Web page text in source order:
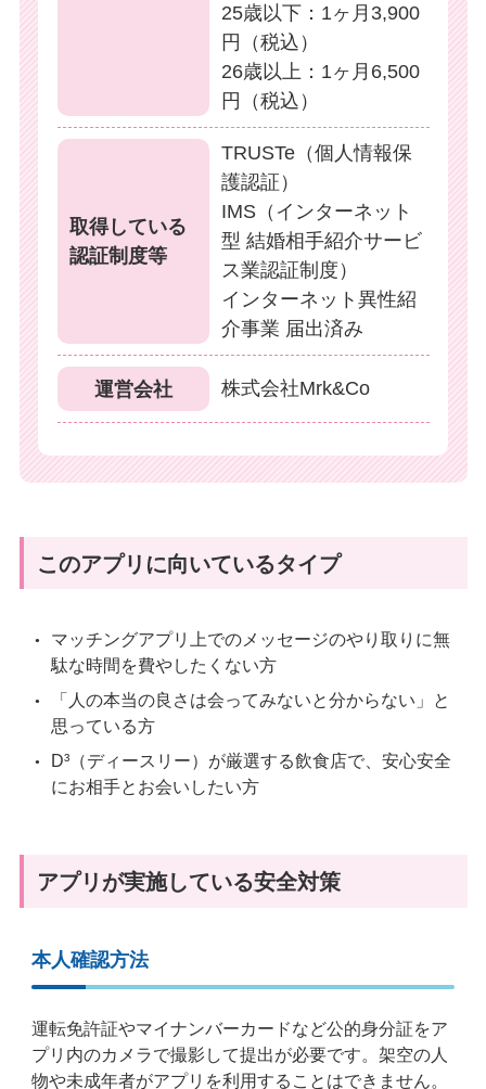
25歳以下：1ヶ月3,900
円（税込）
26歳以上：1ヶ月6,500
円（税込）
取得している
認証制度等
TRUSTe（個人情報保
護認証）
IMS（インターネット
型 結婚相手紹介サービ
ス業認証制度）
インターネット異性紹
介事業 届出済み
運営会社 株式会社Mrk&Co
このアプリに向いているタイプ
マッチングアプリ上でのメッセージのやり取りに無
駄な時間を費やしたくない方
「人の本当の良さは会ってみないと分からない」と
思っている方
D³（ディースリー）が厳選する飲食店で、安心安全
にお相手とお会いしたい方
アプリが実施している安全対策
本人確認方法
運転免許証やマイナンバーカードなど公的身分証をア
プリ内のカメラで撮影して提出が必要です。架空の人
物や未成年者がアプリを利用することはできません。